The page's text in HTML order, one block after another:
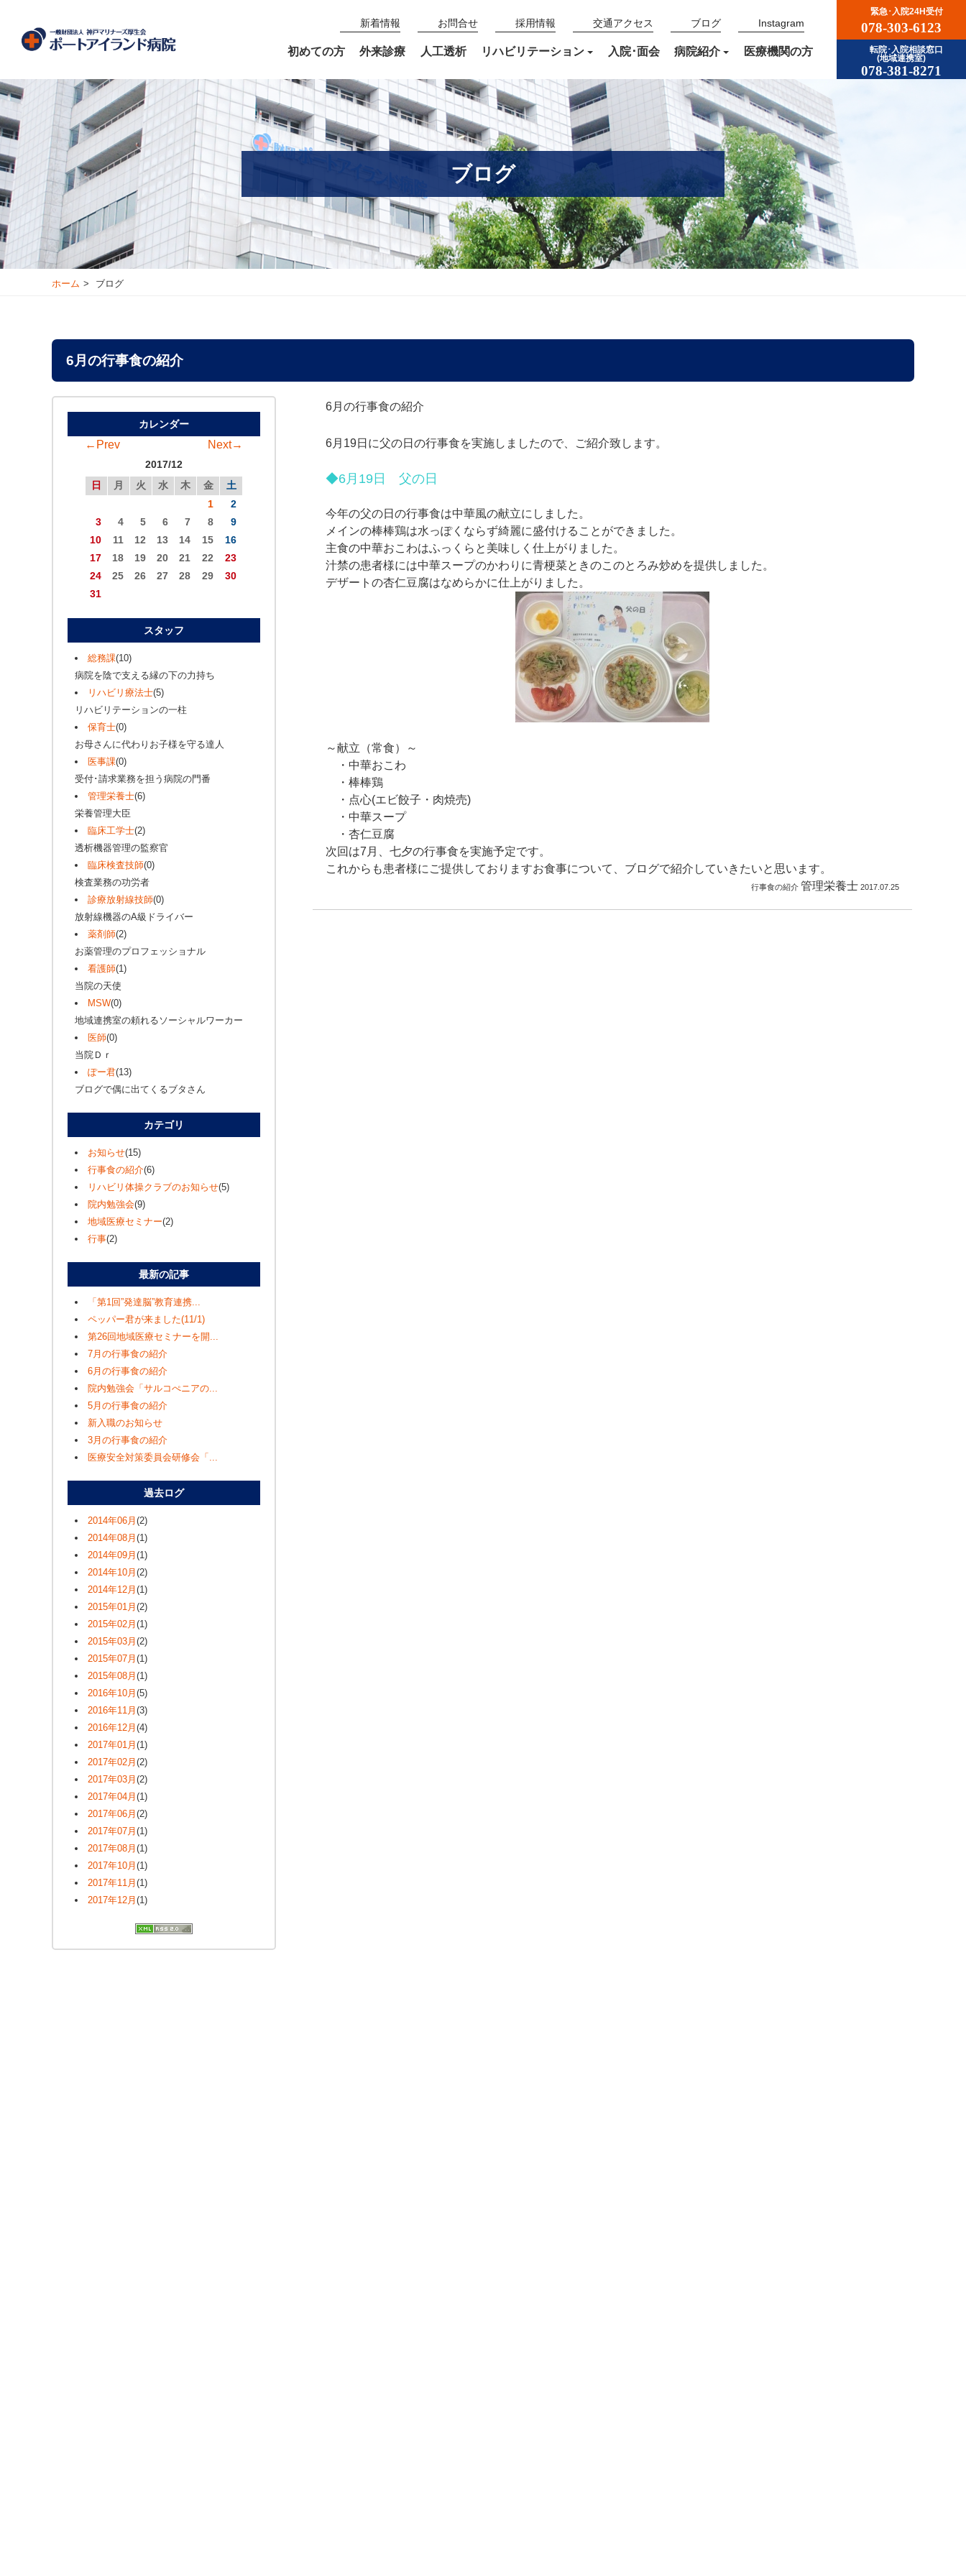
新着情報 お問合せ 採用情報 交通アクセス ブログ Instagram
初めての方 外来診療 人工透析 リハビリテーション 入院･面会 病院紹介 医療機関の方
緊急･入院24H受付
078-303-6123
転院･入院相談窓口
(地域連携室)
078-381-8271
ブログ
ホーム ブログ
6月の行事食の紹介
カレンダー
←Prev Next→
2017/12
日
月 火 水 木 金
土
1
2
3
4 5 6 7 8
9
10
11 12 13 14 15
16
17
18 19 20 21 22
23
24
25 26 27 28 29
30
31
スタッフ
総務課(10)
病院を陰で支える縁の下の力持ち
リハビリ療法士(5)
リハビリテーションの一柱
保育士(0)
お母さんに代わりお子様を守る達人
医事課(0)
受付･請求業務を担う病院の門番
管理栄養士(6)
栄養管理大臣
臨床工学士(2)
透析機器管理の監察官
臨床検査技師(0)
検査業務の功労者
診療放射線技師(0)
放射線機器のA級ドライバー
薬剤師(2)
お薬管理のプロフェッショナル
看護師(1)
当院の天使
MSW(0)
地域連携室の頼れるソーシャルワーカー
医師(0)
当院Ｄｒ
ぽー君(13)
ブログで偶に出てくるブタさん
カテゴリ
お知らせ(15)
行事食の紹介(6)
リハビリ体操クラブのお知らせ(5)
院内勉強会(9)
地域医療セミナー(2)
行事(2)
最新の記事
「第1回”発達脳”教育連携...
ペッパー君が来ました(11/1)
第26回地域医療セミナーを開...
7月の行事食の紹介
6月の行事食の紹介
院内勉強会「サルコぺニアの...
5月の行事食の紹介
新入職のお知らせ
3月の行事食の紹介
医療安全対策委員会研修会「...
過去ログ
2014年06月 (2)
2014年08月 (1)
2014年09月 (1)
2014年10月 (2)
2014年12月 (1)
2015年01月 (2)
2015年02月 (1)
2015年03月 (2)
2015年07月 (1)
2015年08月 (1)
2016年10月 (5)
2016年11月 (3)
2016年12月 (4)
2017年01月 (1)
2017年02月 (2)
2017年03月 (2)
2017年04月 (1)
2017年06月 (2)
2017年07月 (1)
2017年08月 (1)
2017年10月 (1)
2017年11月 (1)
2017年12月 (1)
6月の行事食の紹介
6月19日に父の日の行事食を実施しましたので、ご紹介致します。
◆6月19日 父の日
今年の父の日の行事食は中華風の献立にしました。
メインの棒棒鶏は水っぽくならず綺麗に盛付けることができました。
主食の中華おこわはふっくらと美味しく仕上がりました。
汁禁の患者様には中華スープのかわりに青梗菜ときのこのとろみ炒めを提供しました。
デザートの杏仁豆腐はなめらかに仕上がりました。
～献立（常食）～
・中華おこわ
・棒棒鶏
・点心(エビ餃子・肉焼売)
・中華スープ
・杏仁豆腐
次回は7月、七夕の行事食を実施予定です。
これからも患者様にご提供しておりますお食事について、ブログで紹介していきたいと思います。
行事食の紹介 管理栄養士 2017.07.25